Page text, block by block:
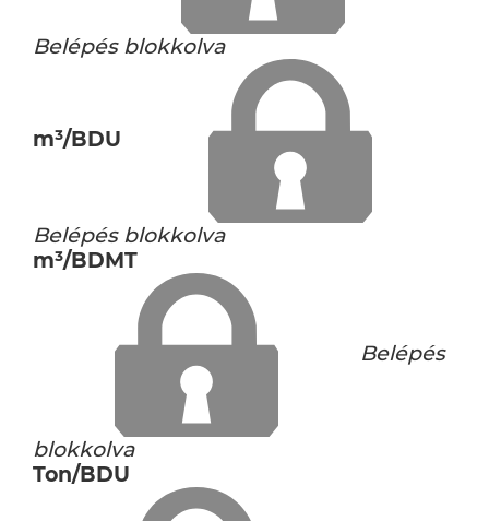
Belépés blokkolva
m³/BDU
Belépés blokkolva
m³/BDMT
Belépés
blokkolva
Ton/BDU